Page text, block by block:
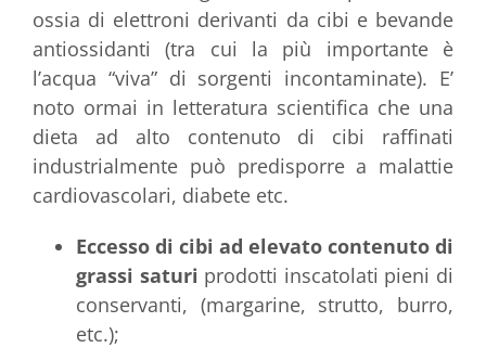
ossia di elettroni derivanti da cibi e bevande
antiossidanti (tra cui la più importante è
l’acqua “viva” di sorgenti incontaminate). E’
noto ormai in letteratura scientifica che una
dieta ad alto contenuto di cibi raffinati
industrialmente può predisporre a malattie
cardiovascolari, diabete etc.
Eccesso di cibi ad elevato contenuto di
grassi saturi prodotti inscatolati pieni di
conservanti, (margarine, strutto, burro,
etc.);